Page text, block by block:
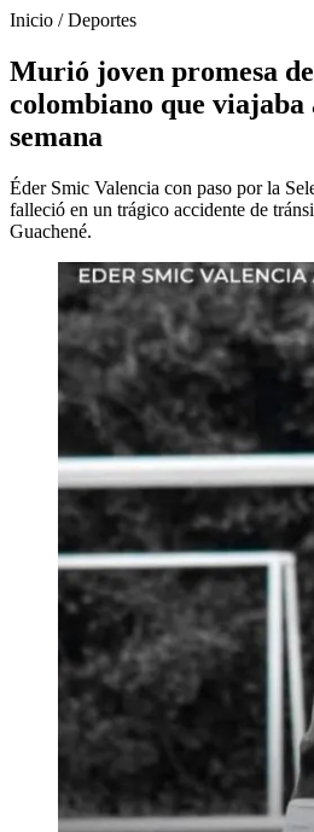
Inicio /Deportes
Murió joven promesa
colombiano que viajaba
semana
Éder Smic Valencia con paso por la
falleció en un trágico accidente de
Guachené.